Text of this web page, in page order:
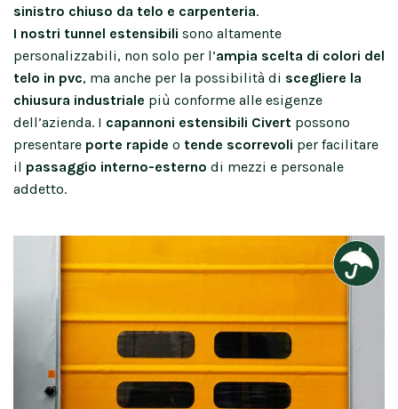
sinistro chiuso da telo e carpenteria.
I nostri tunnel estensibili sono altamente
personalizzabili, non solo per l’ampia scelta di colori del
telo in pvc, ma anche per la possibilità di scegliere la
chiusura industriale più conforme alle esigenze
dell’azienda. I capannoni estensibili Civert possono
presentare porte rapide o tende scorrevoli per facilitare
il passaggio interno-esterno di mezzi e personale
addetto.